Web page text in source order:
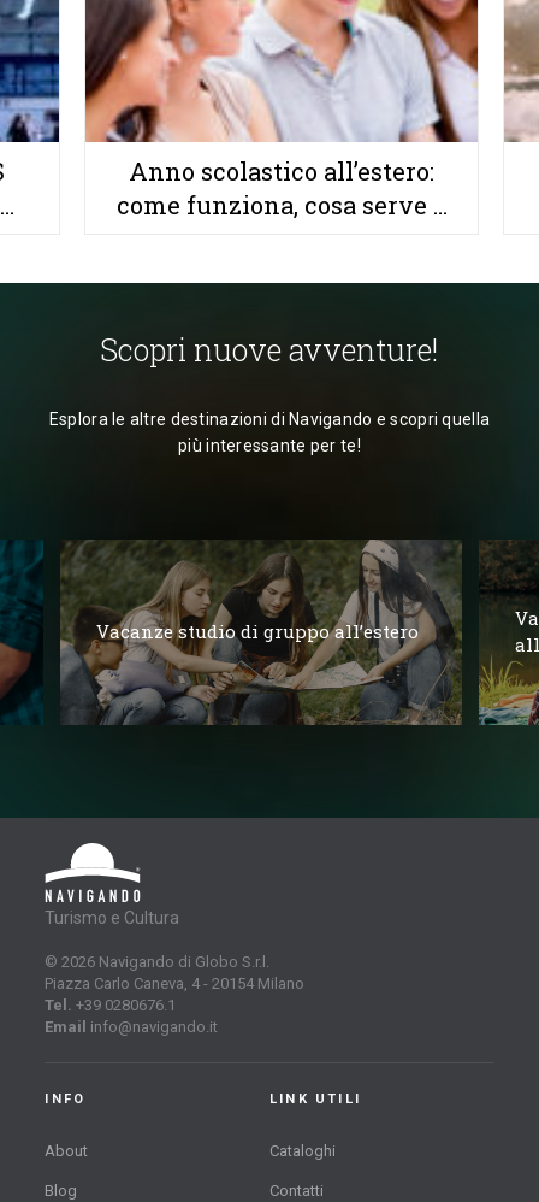
Anno scolastico all’estero:
come funziona, cosa serve e
Scopri nuove avventure!
Esplora le altre destinazioni di Navigando e scopri quella
più interessante per te!
Vacanze studio di gruppo all’estero
Turismo e Cultura
© 2026 Navigando di Globo S.r.l.
Piazza Carlo Caneva, 4 - 20154 Milano
Tel.+39 0280676.1
Email info@navigando.it
INFO
About
Blog
LINK UTILI
Cataloghi
Contatti